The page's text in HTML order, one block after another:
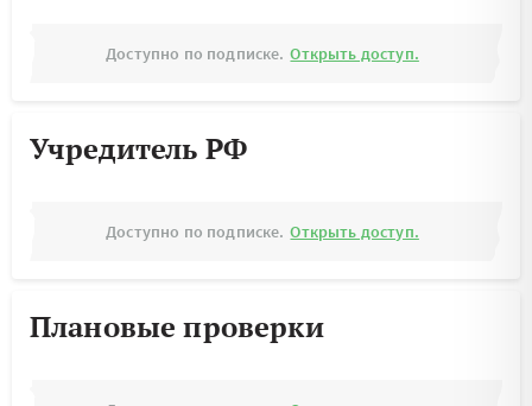
Доступно по подписке. Открыть доступ.
Учредитель РФ
Доступно по подписке. Открыть доступ.
Плановые проверки